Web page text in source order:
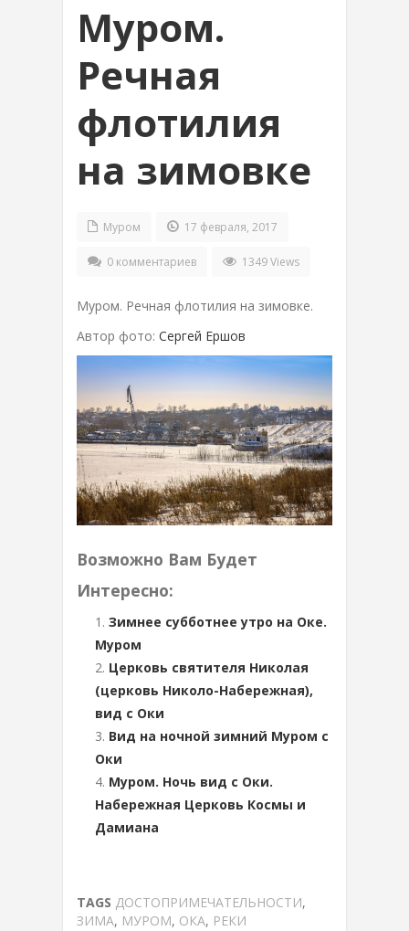
Муром.
Речная
флотилия
на зимовке
Муром 17 февраля, 2017
0 комментариев 1349 Views
Муром. Речная флотилия на зимовке.
Автор фото: Сергей Ершов
Возможно Вам Будет
Интересно:
Зимнее субботнее утро на Оке.
Муром
Церковь святителя Николая
(церковь Николо-Набережная),
вид с Оки
Вид на ночной зимний Муром с
Оки
Муром. Ночь вид с Оки.
Набережная Церковь Космы и
Дамиана
TAGS ДОСТОПРИМЕЧАТЕЛЬНОСТИ,
ЗИМА, МУРОМ, ОКА, РЕКИ